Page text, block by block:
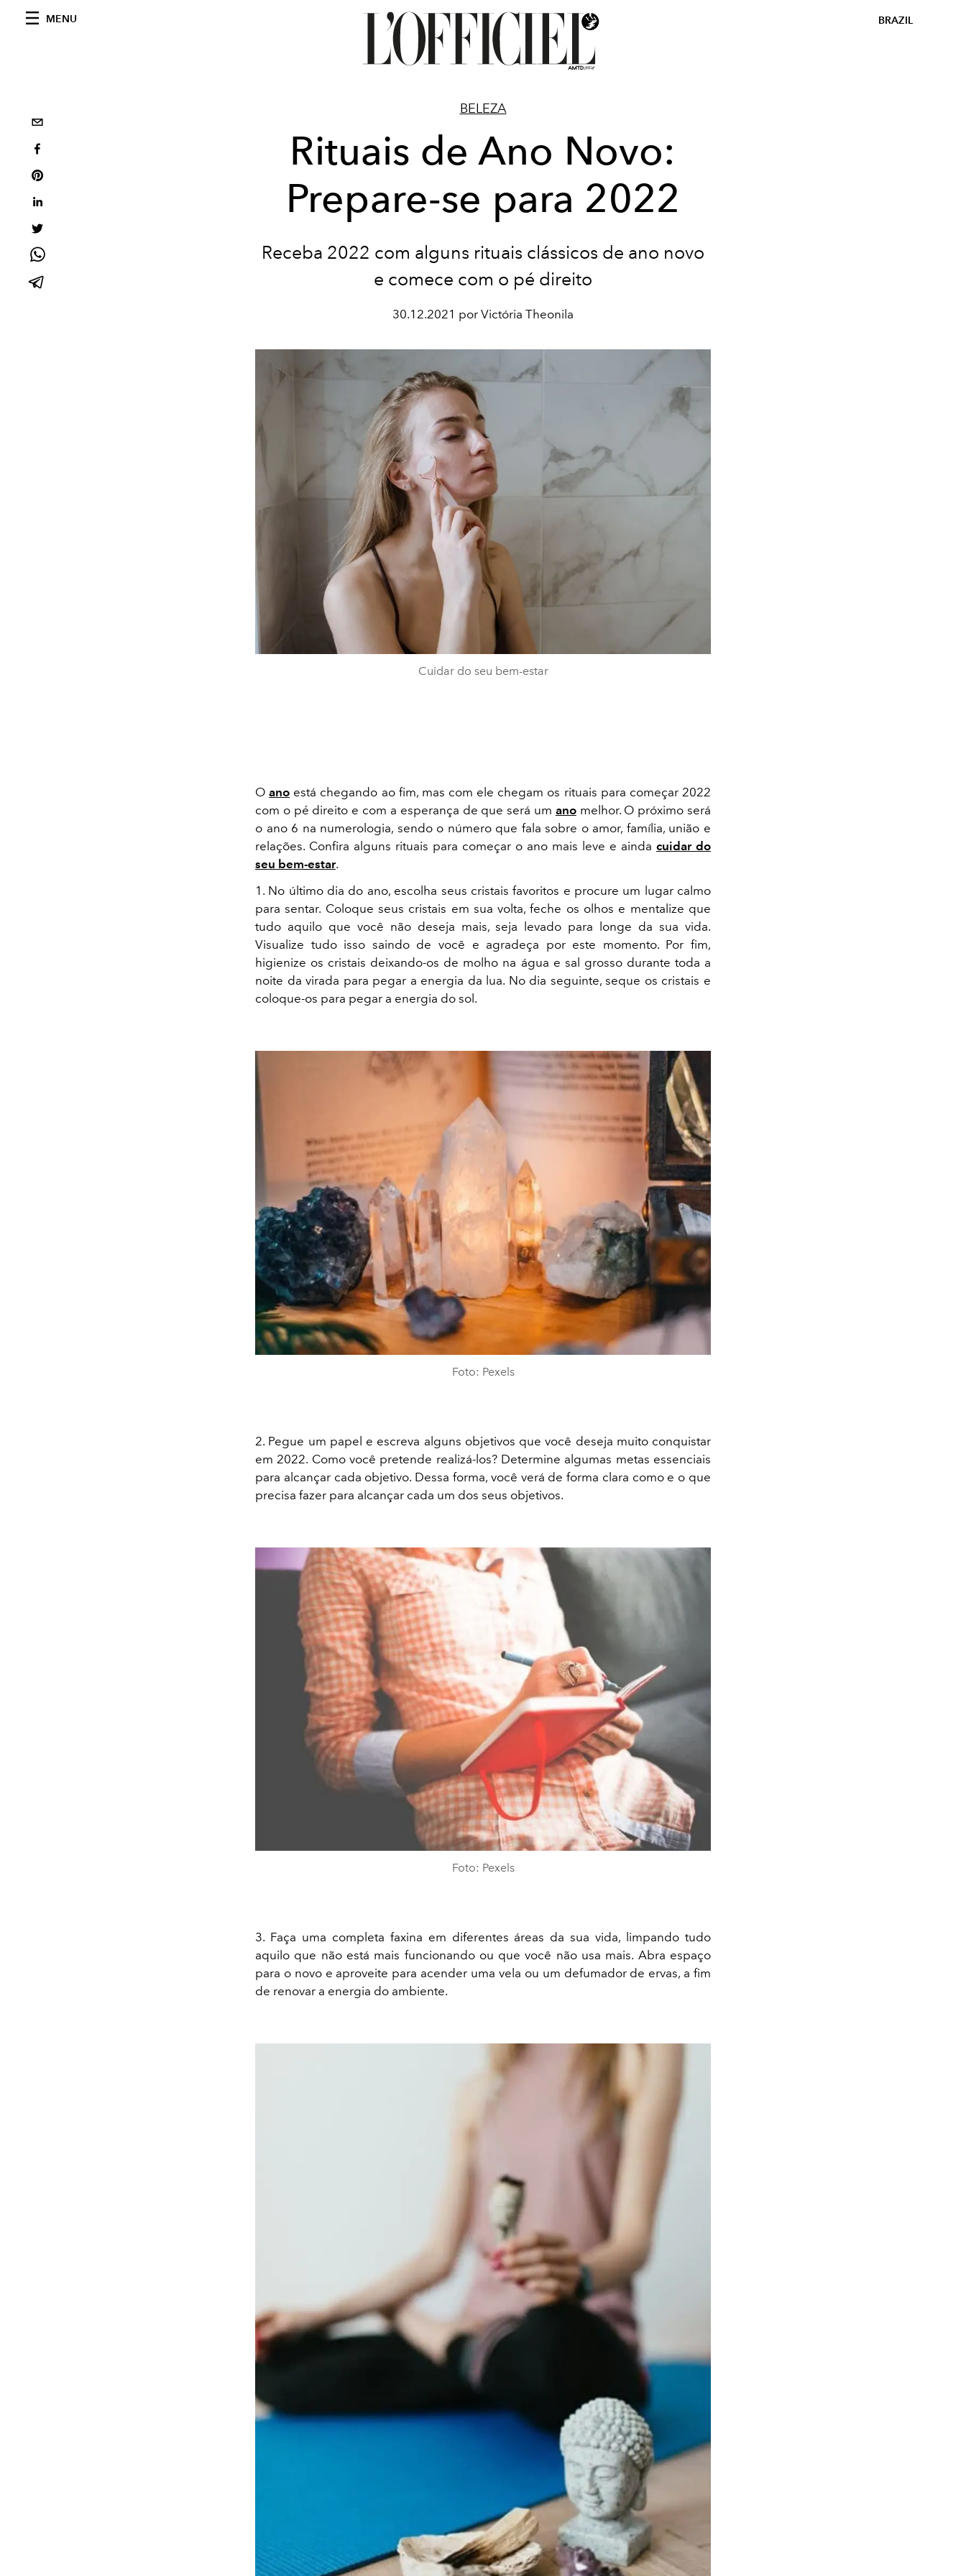
MENU BRAZIL
BELEZA
Rituais de Ano Novo:
Prepare-se para 2022
Receba 2022 com alguns rituais clássicos de ano novo
e comece com o pé direito
30.12.2021 por Victória Theonila
Cuidar do seu bem-estar
Oano está chegando ao fim, mas com ele chegam os rituais para começar 2022
com o pé direito e com a esperança de que será um anomelhor. O próximo será
o ano 6 na numerologia, sendo o número que fala sobre o amor, família, união e
relações. Confira alguns rituais para começar o ano mais leve e ainda cuidar do
seu bem-estar.
1. No último dia do ano, escolha seus cristais favoritos e procure um lugar calmo
para sentar. Coloque seus cristais em sua volta, feche os olhos e mentalize que
tudo aquilo que você não deseja mais, seja levado para longe da sua vida.
Visualize tudo isso saindo de você e agradeça por este momento. Por fim,
higienize os cristais deixando-os de molho na água e sal grosso durante toda a
noite da virada para pegar a energia da lua. No dia seguinte, seque os cristais e
coloque-os para pegar a energia do sol.
Foto: Pexels
2. Pegue um papel e escreva alguns objetivos que você deseja muito conquistar
em 2022. Como você pretende realizá-los? Determine algumas metas essenciais
para alcançar cada objetivo. Dessa forma, você verá de forma clara como e o que
precisa fazer para alcançar cada um dos seus objetivos.
Foto: Pexels
3. Faça uma completa faxina em diferentes áreas da sua vida, limpando tudo
aquilo que não está mais funcionando ou que você não usa mais. Abra espaço
para o novo e aproveite para acender uma vela ou um defumador de ervas, a fim
de renovar a energia do ambiente.